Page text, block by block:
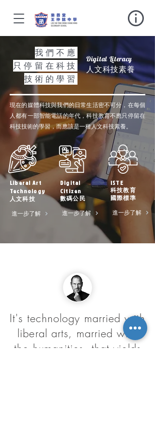
我們不應
只停留在科技
技術的學習
Digital Literacy
人文科技素養
現在的媒體科技與我們的日常生活密不可分，在每個
人都有一部智能電話的年代，科技教育不應只停留在
科技技術的學習，而應該是一種人文科技素養。
Liberal Art
Technology
人文科技
進一步了解
Digital
Citizen
數碼公民
進一步了解
ISTE
科技教育
國際標準
進一步了解
It's technology married with
liberal arts, married with
the humanities, that yields